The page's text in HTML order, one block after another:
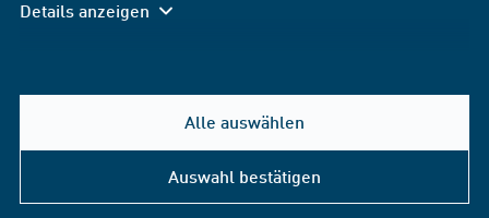
Details anzeigen
Alle auswählen
Auswahl bestätigen